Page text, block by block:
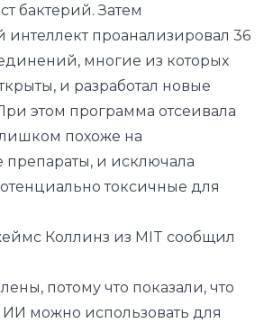
бактерий. Затем
интеллект проанализировал 36
многие из которых
и разработал новые
этом программа отсеивала
похоже на
и исключала
токсичные для
Коллинз из MIT сообщил
потому что показали, что
можно использовать для